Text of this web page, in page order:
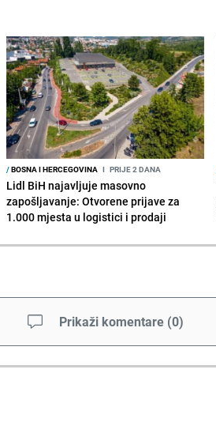
/BOSNA I HERCEGOVINA I PRIJE 2 DANA
Lidl BiH najavljuje masovno
zapošljavanje: Otvorene prijave za
1.000 mjesta u logistici i prodaji
Prikaži komentare (0)